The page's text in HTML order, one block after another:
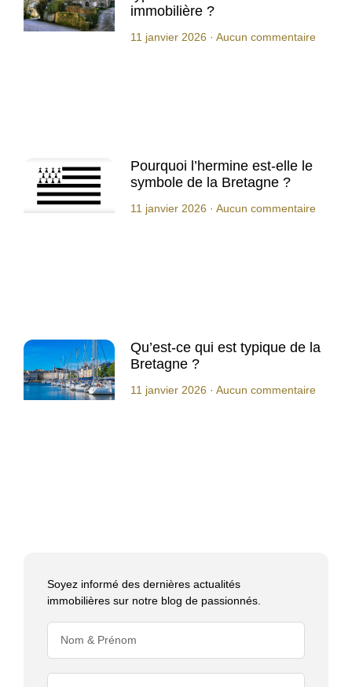
immobilière ?
11 janvier 2026 Aucun commentaire
Pourquoi l’hermine est-elle le
symbole de la Bretagne ?
11 janvier 2026 Aucun commentaire
Qu’est-ce qui est typique de la
Bretagne ?
11 janvier 2026 Aucun commentaire
Soyez informé des dernières actualités
immobilières sur notre blog de passionnés.